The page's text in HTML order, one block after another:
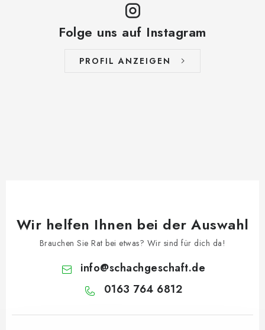
Folge uns auf Instagram
PROFIL ANZEIGEN
Wir helfen Ihnen bei der Auswahl
Brauchen Sie Rat bei etwas? Wir sind für dich da!
info@schachgeschaft.de
0163 764 6812